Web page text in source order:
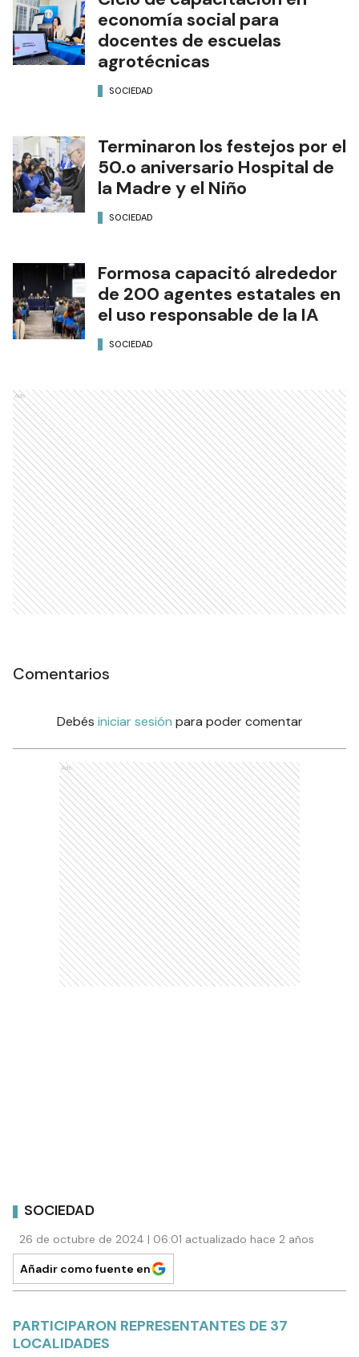
economía social para
docentes de escuelas
agrotécnicas
SOCIEDAD
Terminaron los festejos por el
50.o aniversario Hospital de
la Madre y el Niño
SOCIEDAD
Formosa capacitó alrededor
de 200 agentes estatales en
el uso responsable de la IA
SOCIEDAD
Ads
Comentarios
Debés iniciar sesión para poder comentar
Ads
SOCIEDAD
26 de octubre de 2024 | 06:01 actualizado hace 2 años
Añadir como fuente en
PARTICIPARON REPRESENTANTES DE 37
LOCALIDADES